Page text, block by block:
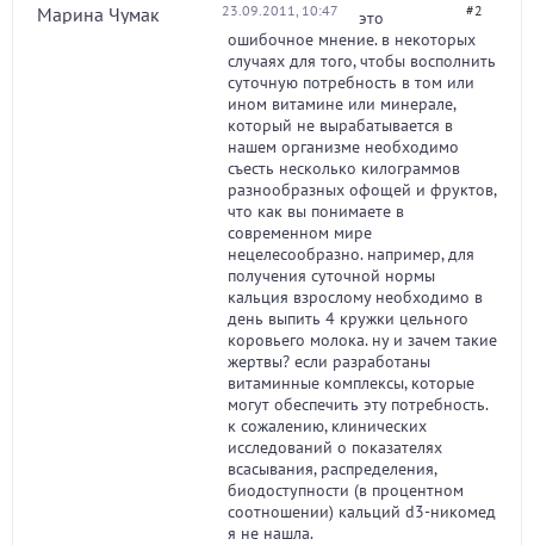
Марина Чумак
23.09.2011, 10:47 #2
это
ошибочное мнение. в некоторых
случаях для того, чтобы восполнить
суточную потребность в том или
ином витамине или минерале,
который не вырабатывается в
нашем организме необходимо
съесть несколько килограммов
разнообразных офощей и фруктов,
что как вы понимаете в
современном мире
нецелесообразно. например, для
получения суточной нормы
кальция взрослому необходимо в
день выпить 4 кружки цельного
коровьего молока. ну и зачем такие
жертвы? если разработаны
витаминные комплексы, которые
могут обеспечить эту потребность.
к сожалению, клинических
исследований о показателях
всасывания, распределения,
биодоступности (в процентном
соотношении) кальций d3-никомед
я не нашла.